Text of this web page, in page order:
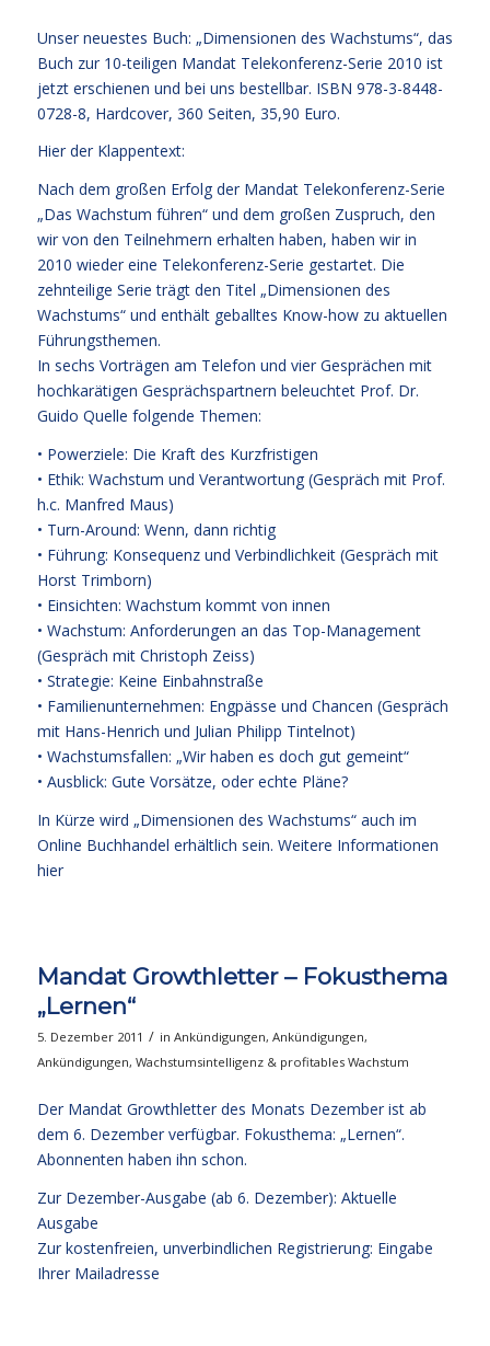
Unser neuestes Buch: „Dimensionen des Wachstums“, das
Buch zur 10-teiligen Mandat Telekonferenz-Serie 2010 ist
jetzt erschienen und bei uns bestellbar. ISBN 978-3-8448-
0728-8, Hardcover, 360 Seiten, 35,90 Euro.
Hier der Klappentext:
Nach dem großen Erfolg der Mandat Telekonferenz-Serie
„Das Wachstum führen“ und dem großen Zuspruch, den
wir von den Teilnehmern erhalten haben, haben wir in
2010 wieder eine Telekonferenz-Serie gestartet. Die
zehnteilige Serie trägt den Titel „Dimensionen des
Wachstums“ und enthält geballtes Know-how zu aktuellen
Führungsthemen.
In sechs Vorträgen am Telefon und vier Gesprächen mit
hochkarätigen Gesprächspartnern beleuchtet Prof. Dr.
Guido Quelle folgende Themen:
• Powerziele: Die Kraft des Kurzfristigen
• Ethik: Wachstum und Verantwortung (Gespräch mit Prof.
h.c. Manfred Maus)
• Turn-Around: Wenn, dann richtig
• Führung: Konsequenz und Verbindlichkeit (Gespräch mit
Horst Trimborn)
• Einsichten: Wachstum kommt von innen
• Wachstum: Anforderungen an das Top-Management
(Gespräch mit Christoph Zeiss)
• Strategie: Keine Einbahnstraße
• Familienunternehmen: Engpässe und Chancen (Gespräch
mit Hans-Henrich und Julian Philipp Tintelnot)
• Wachstumsfallen: „Wir haben es doch gut gemeint“
• Ausblick: Gute Vorsätze, oder echte Pläne?
In Kürze wird „Dimensionen des Wachstums“ auch im
Online Buchhandel erhältlich sein. Weitere Informationen
hier
Mandat Growthletter – Fokusthema
„Lernen“
5. Dezember 2011 / in Ankündigungen, Ankündigungen,
Ankündigungen, Wachstumsintelligenz & profitables Wachstum
Der Mandat Growthletter des Monats Dezember ist ab
dem 6. Dezember verfügbar. Fokusthema: „Lernen“.
Abonnenten haben ihn schon.
Zur Dezember-Ausgabe (ab 6. Dezember): Aktuelle
Ausgabe
Zur kostenfreien, unverbindlichen Registrierung: Eingabe
Ihrer Mailadresse